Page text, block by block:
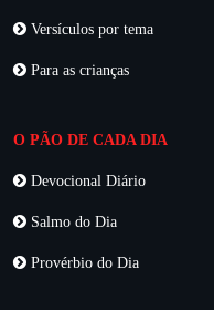
Versículos por tema
Para as crianças
O PÃO DE CADA DIA
Devocional Diário
Salmo do Dia
Provérbio do Dia